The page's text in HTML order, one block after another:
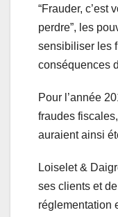
“Frauder, c’est
perdre”, les
sensibiliser les
conséquences
Pour l’année
fraudes
auraient ainsi
Loiselet &
ses clients et
réglementation